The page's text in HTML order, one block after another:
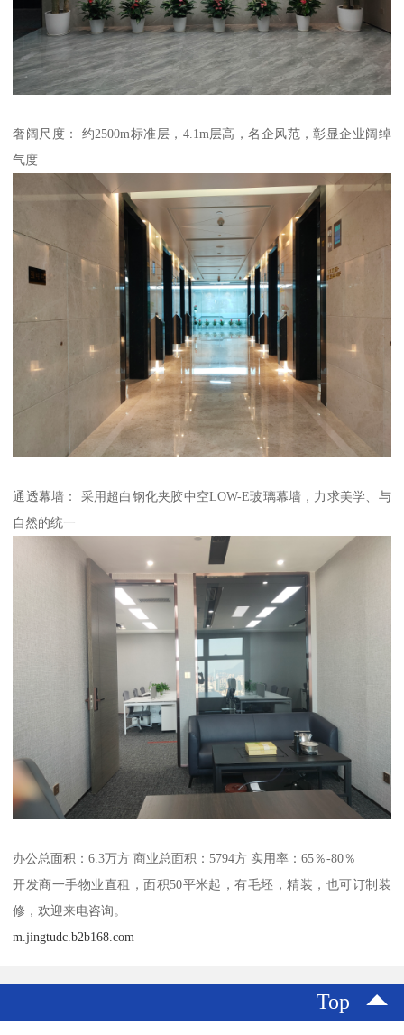
奢阔尺度： 约2500m标准层，4.1m层高，名企风范，彰显企业阔绰
气度
通透幕墙： 采用超白钢化夹胶中空LOW-E玻璃幕墙，力求美学、与
自然的统一
办公总面积：6.3万方 商业总面积：5794方 实用率：65％-80％
开发商一手物业直租，面积50平米起，有毛坯，精装，也可订制装
修，欢迎来电咨询。
m.jingtudc.b2b168.com
Top